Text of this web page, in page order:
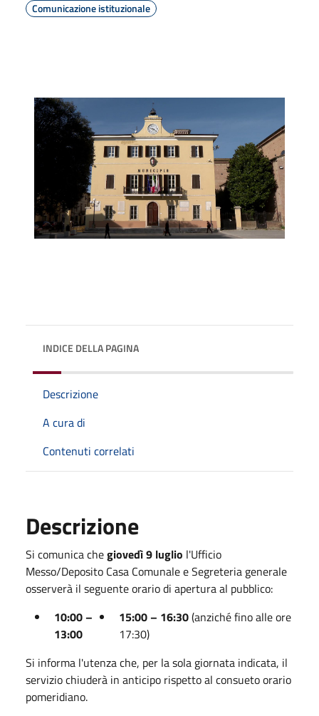
Comunicazione istituzionale
INDICE DELLA PAGINA
Descrizione
A cura di
Contenuti correlati
Descrizione
Si comunica chegiovedì 9 luglio l'Ufficio
Messo/Deposito Casa Comunale e Segreteria generale
osserverà il seguente orario di apertura al pubblico:
10:00 –
13:00
15:00 – 16:30(anziché fino alle ore
17:30)
Si informa l'utenza che, per la sola giornata indicata, il
servizio chiuderà in anticipo rispetto al consueto orario
pomeridiano.